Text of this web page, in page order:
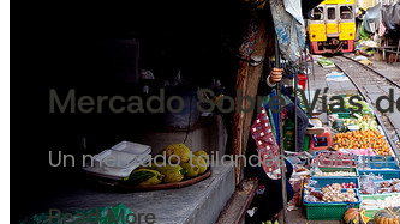
Mercado Sobre Vías
Un mercado tailandés
Read More